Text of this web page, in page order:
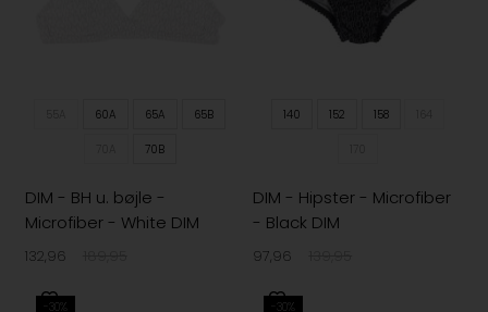
60A 65A 65B
70B
DIM - BH u. bøjle -
Microfiber - White DIM
132,96
140 152 158
DIM - Hipster - Microfiber
- Black DIM
97,96
-30% -30%